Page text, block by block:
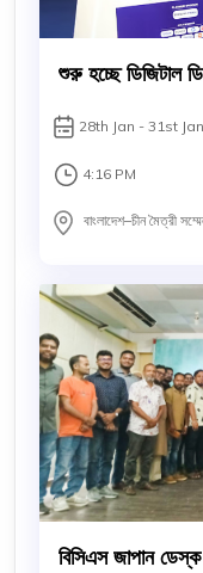
শুরু হচ্ছে ডিজিটাল
28th Jan - 31st
4:16 PM
বাংলাদেশ–চীন মৈত্রী
বিসিএস জাপান ডেস্ক